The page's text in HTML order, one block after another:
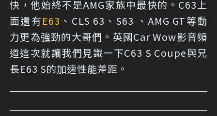
快，他始終不是AMG家族中最快的。C63上
面還有E63 、CLS 63、S63 、AMG GT等動
力更為強勁的大哥們。英國Car Wow影音頻
道這次就讓我們見識一下C63 S Coupe與兄
長E63 S的加速性能差距。